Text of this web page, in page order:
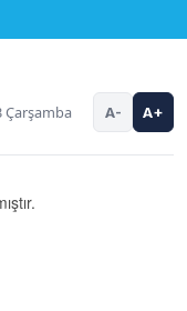
Çarşamba A- A+